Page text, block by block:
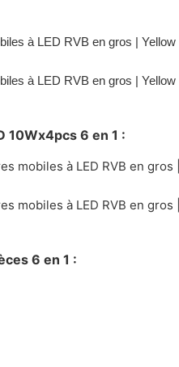
10Wx4pcs 6 en 1 :
6 en 1 :